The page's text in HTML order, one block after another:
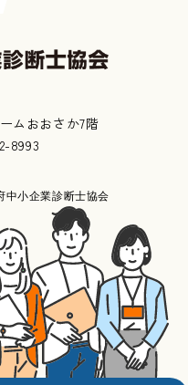
ムおおさか7階
8993
中小企業診断士協会